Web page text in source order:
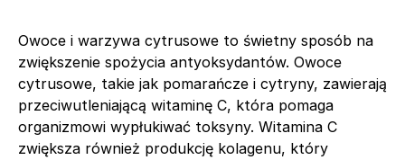
Owoce i warzywa cytrusowe to świetny sposób na
zwiększenie spożycia antyoksydantów. Owoce
cytrusowe, takie jak pomarańcze i cytryny, zawierają
przeciwutleniającą witaminę C, która pomaga
organizmowi wypłukiwać toksyny. Witamina C
zwiększa również produkcję kolagenu, który